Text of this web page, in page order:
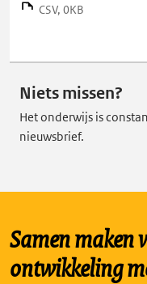
CSV, 0KB
Niets missen?
Het onderwijs is
nieuwsbrief.
Samen maken
ontwikkeling